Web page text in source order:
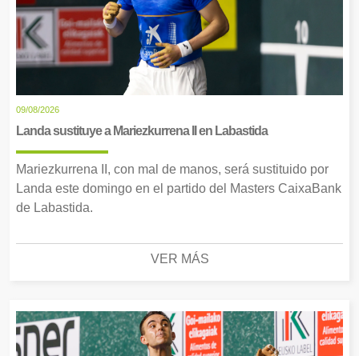
09/08/2026
Landa sustituye a Mariezkurrena II en Labastida
Mariezkurrena II, con mal de manos, será sustituido por
Landa este domingo en el partido del Masters CaixaBank
de Labastida.
VER MÁS